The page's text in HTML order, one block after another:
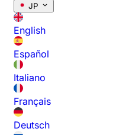
JP
English
Español
Italiano
Français
Deutsch